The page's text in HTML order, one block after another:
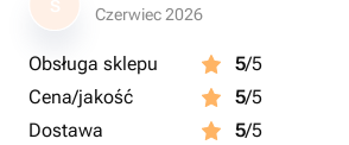
S
Czerwiec 2026
Obsługa sklepu 5/5
Cena/jakość
5/5
Dostawa
5/5